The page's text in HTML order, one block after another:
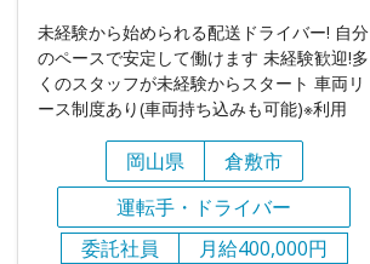
未経験から始められる配送ドライバー! 自分
のペースで安定して働けます 未経験歓迎!多
くのスタッフが未経験からスタート 車両リ
ース制度あり(車両持ち込みも可能)※利用
岡山県
倉敷市
運転手・ドライバー
委託社員
月給400,000円